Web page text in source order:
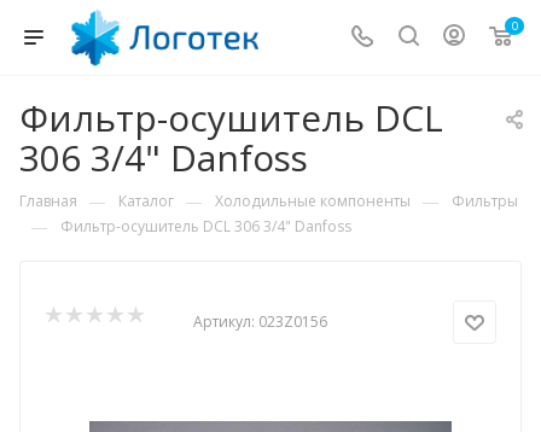
0
Фильтр-осушитель DCL
306 3/4" Danfoss
Главная — Каталог — Холодильные компоненты — Фильтры
— Фильтр-осушитель DCL 306 3/4" Danfoss
Артикул: 023Z0156